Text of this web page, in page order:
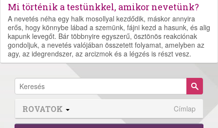
Mi történik a testünkkel, amikor nevetünk?
A nevetés néha egy halk mosollyal kezdődik, máskor annyira
erős, hogy könnybe lábad a szemünk, fájni kezd a hasunk, és alig
kapunk levegőt. Bár többnyire egyszerű, ösztönös reakciónak
gondoljuk, a nevetés valójában összetett folyamat, amelyben az
agy, az idegrendszer, az arcizmok és a légzés is részt vesz.
ROVATOK Címlap